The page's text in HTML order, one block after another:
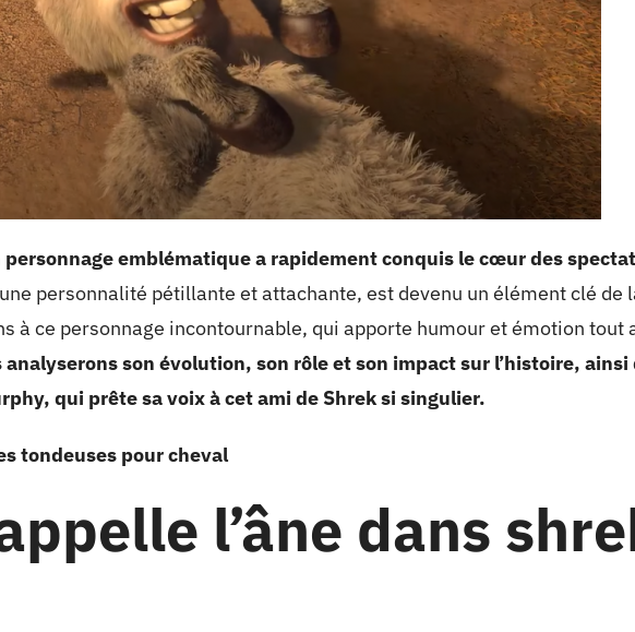
emblématique a rapidement conquis le cœur des
personnalité pétillante et attachante, est devenu un élément clé de
à ce personnage incontournable, qui apporte humour et émotion tout
analyserons son évolution, son rôle et son impact sur l’histoire, ainsi
qui prête sa voix à cet ami de Shrek si singulier.
tondeuses pour cheval
l’âne dans